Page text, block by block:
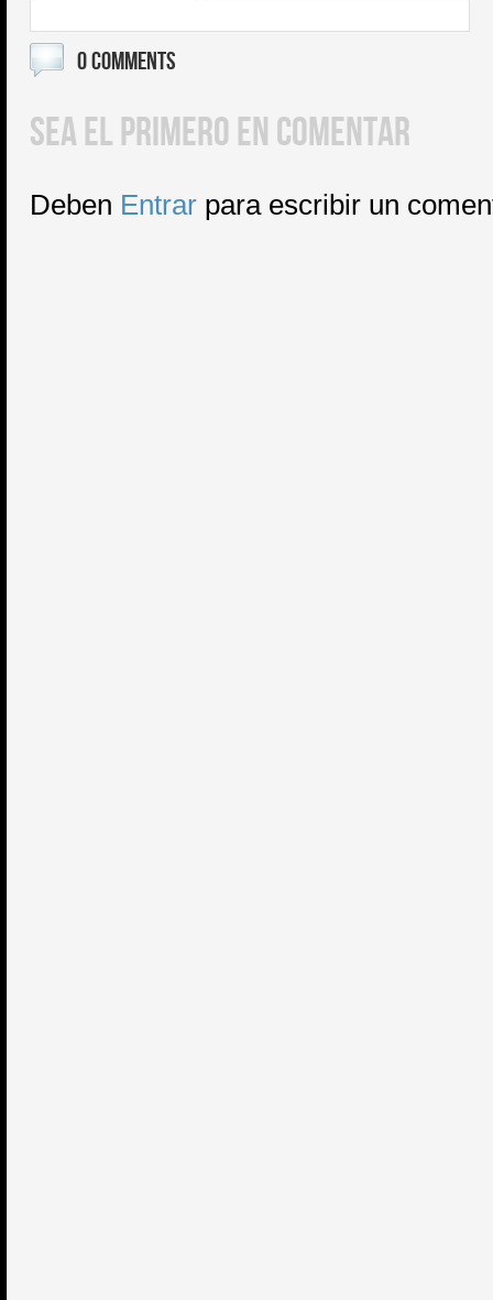
0 COMMENTS
SEA EL PRIMERO EN COMENTAR
Deben Entrar para escribir un